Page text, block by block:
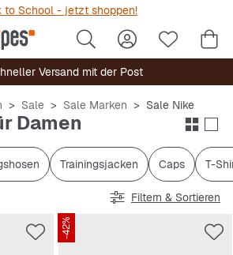
to School - jetzt shoppen!
Versand mit der Post
Sale Sale Marken Sale Nike
Damen
Trainingsjacken Caps
T-
Filtern & Sortieren
-42%